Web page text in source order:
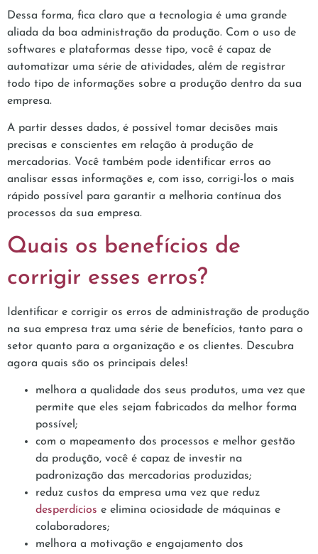
Dessa forma, fica claro que a tecnologia é uma grande
aliada da boa administração da produção. Com o uso de
softwares e plataformas desse tipo, você é capaz de
automatizar uma série de atividades, além de registrar
todo tipo de informações sobre a produção dentro da sua
empresa.
A partir desses dados, é possível tomar decisões mais
precisas e conscientes em relação à produção de
mercadorias. Você também pode identificar erros ao
analisar essas informações e, com isso, corrigi-los o mais
rápido possível para garantir a melhoria contínua dos
processos da sua empresa.
Quais os benefícios de
corrigir esses erros?
Identificar e corrigir os erros de administração de produção
na sua empresa traz uma série de benefícios, tanto para o
setor quanto para a organização e os clientes. Descubra
agora quais são os principais deles!
melhora a qualidade dos seus produtos, uma vez que
permite que eles sejam fabricados da melhor forma
possível;
com o mapeamento dos processos e melhor gestão
da produção, você é capaz de investir na
padronização das mercadorias produzidas;
reduz custos da empresa uma vez que reduz
desperdícios e elimina ociosidade de máquinas e
colaboradores;
melhora a motivação e engajamento dos